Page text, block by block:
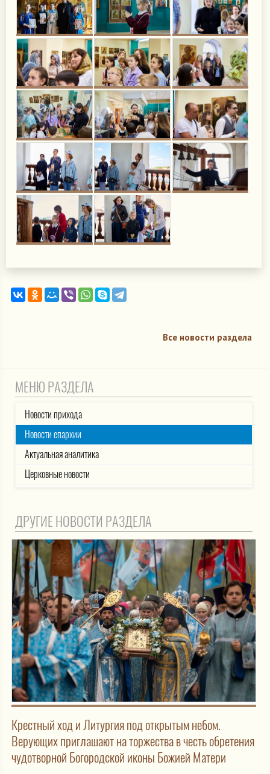
Все новости раздела
МЕНЮ РАЗДЕЛА
Новости прихода
Новости епархии
Актуальная аналитика
Церковные новости
ДРУГИЕ НОВОСТИ РАЗДЕЛА
Крестный ход и Литургия под открытым небом.
Верующих приглашают на торжества в честь обретения
чудотворной Богородской иконы Божией Матери